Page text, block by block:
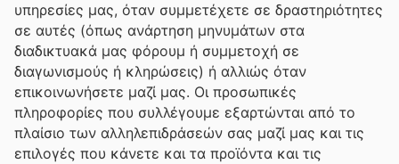
υπηρεσίες μας, όταν συμμετέχετε σε δραστηριότητες
σε αυτές (όπως ανάρτηση μηνυμάτων στα
διαδικτυακά μας φόρουμ ή συμμετοχή σε
διαγωνισμούς ή κληρώσεις) ή αλλιώς όταν
επικοινωνήσετε μαζί μας. Οι προσωπικές
πληροφορίες που συλλέγουμε εξαρτώνται από το
πλαίσιο των αλληλεπιδράσεών σας μαζί μας και τις
επιλογές που κάνετε και τα προϊόντα και τις